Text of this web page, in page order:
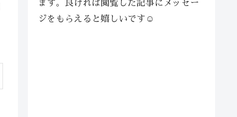
ます。良ければ閲覧した記事にメッセー
ジをもらえると嬉しいです☺